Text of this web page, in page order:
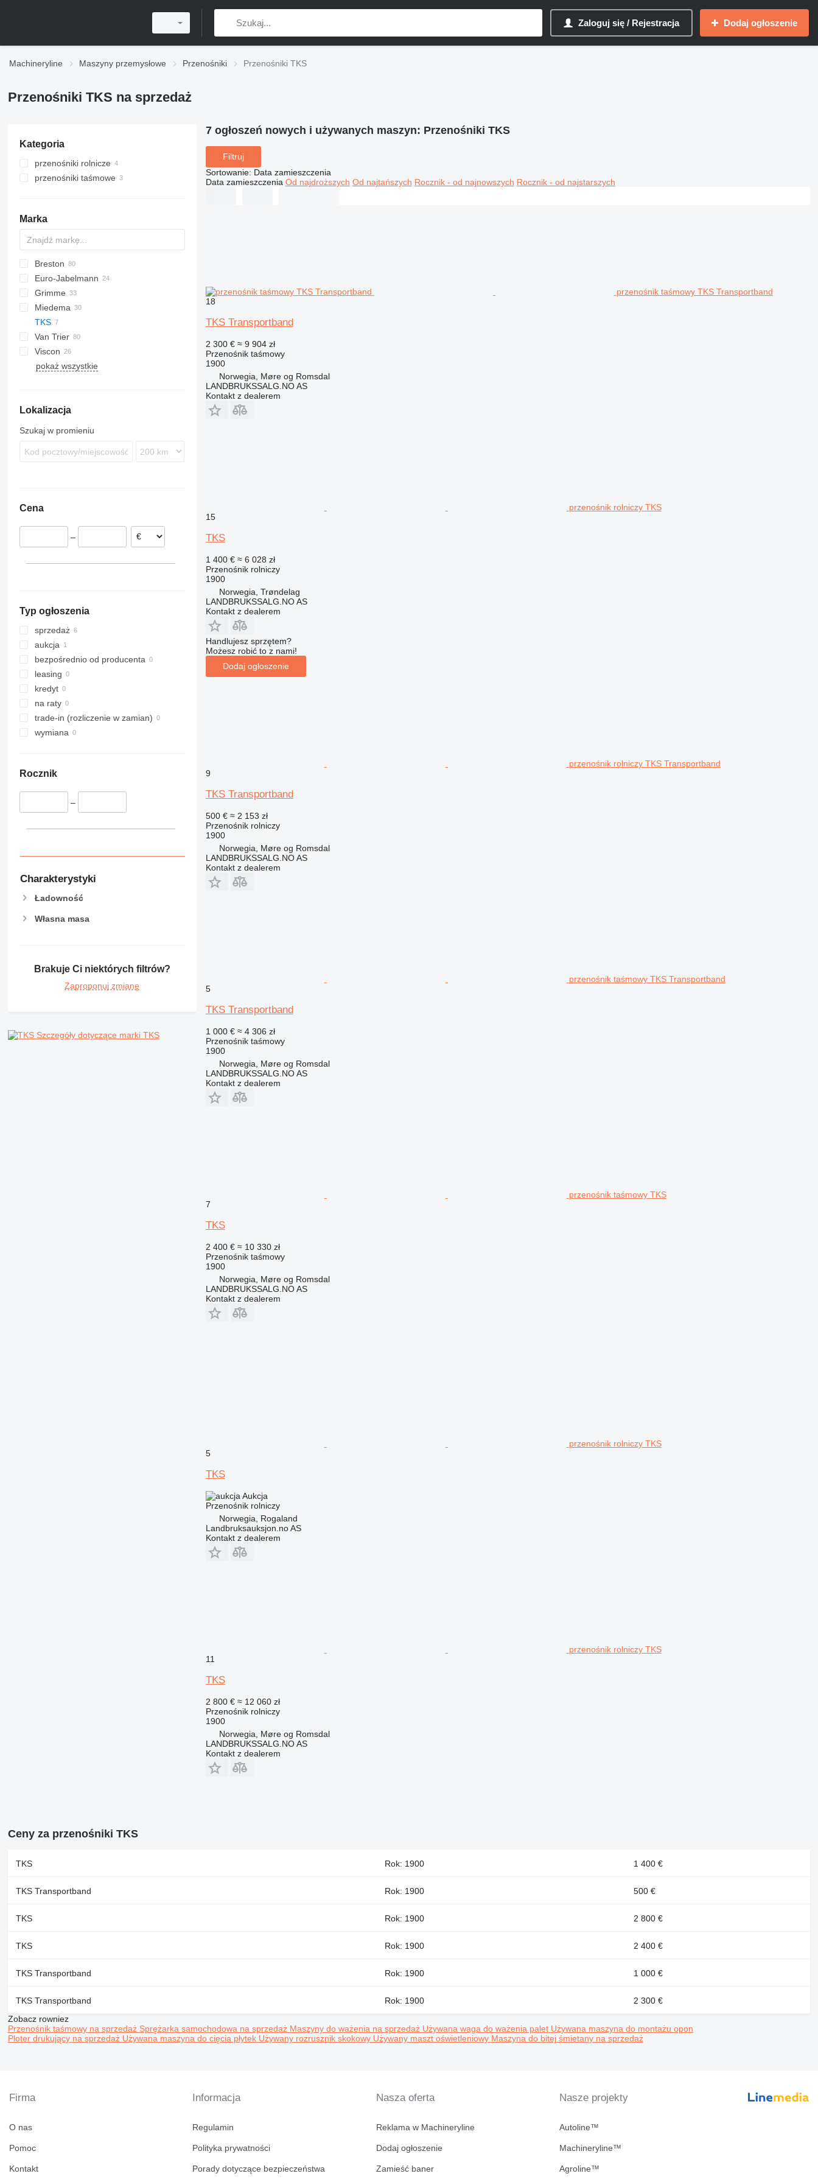
Zaloguj się / Rejestracja Dodaj ogłoszenie
Machineryline Maszyny przemysłowe Przenośniki Przenośniki TKS
Przenośniki TKS na sprzedaż
Kategoria
przenośniki rolnicze
przenośniki taśmowe
Marka
BM
Breston
Euro-Jabelmann
Grimme
SE
SL
Miedema
LBV
MC
SB
TKS
Van Trier
Viscon
W-series
pokaż wszystkie
Lokalizacja
Szukaj w promieniu
Cena
–
Typ ogłoszenia
sprzedaż
aukcja
bezpośrednio od producenta
leasing
kredyt
na raty
trade-in (rozliczenie w zamian)
wymiana
Rocznik
–
Charakterystyki
Ładowność
Własna masa
Brakuje Ci niektórych filtrów?
Zaproponuj zmianę
Szczegóły dotyczące marki TKS
7 ogłoszeń nowych i używanych maszyn: Przenośniki TKS
Filtruj
Sortowanie: Data zamieszczenia
Data zamieszczenia Od najdroższych Od najtańszych Rocznik - od najnowszych Rocznik - od najstarszych
przenośnik taśmowy TKS Transportband
18
TKS Transportband
2 300 € ≈ 9 904 zł
Przenośnik taśmowy
1900
Norwegia, Møre og Romsdal
LANDBRUKSSALG.NO AS
Kontakt z dealerem
przenośnik rolniczy TKS
15
TKS
1 400 € ≈ 6 028 zł
Przenośnik rolniczy
1900
Norwegia, Trøndelag
LANDBRUKSSALG.NO AS
Kontakt z dealerem
Handlujesz sprzętem?
Możesz robić to z nami!
Dodaj ogłoszenie
przenośnik rolniczy TKS Transportband
9
TKS Transportband
500 € ≈ 2 153 zł
Przenośnik rolniczy
1900
Norwegia, Møre og Romsdal
LANDBRUKSSALG.NO AS
Kontakt z dealerem
przenośnik taśmowy TKS Transportband
5
TKS Transportband
1 000 € ≈ 4 306 zł
Przenośnik taśmowy
1900
Norwegia, Møre og Romsdal
LANDBRUKSSALG.NO AS
Kontakt z dealerem
przenośnik taśmowy TKS
7
TKS
2 400 € ≈ 10 330 zł
Przenośnik taśmowy
1900
Norwegia, Møre og Romsdal
LANDBRUKSSALG.NO AS
Kontakt z dealerem
przenośnik rolniczy TKS
5
TKS
Aukcja
Przenośnik rolniczy
Norwegia, Rogaland
Landbruksauksjon.no AS
Kontakt z dealerem
przenośnik rolniczy TKS
11
TKS
2 800 € ≈ 12 060 zł
Przenośnik rolniczy
1900
Norwegia, Møre og Romsdal
LANDBRUKSSALG.NO AS
Kontakt z dealerem
Ceny za przenośniki TKS
TKS Rok: 1900 1 400 €
TKS Transportband Rok: 1900 500 €
TKS Rok: 1900 2 800 €
TKS Rok: 1900 2 400 €
TKS Transportband Rok: 1900 1 000 €
TKS Transportband Rok: 1900
2 300 €
Zobacz rowniez
Przenośnik taśmowy na sprzedaż Sprężarka samochodowa na sprzedaż Maszyny do ważenia na sprzedaż Używana waga do ważenia palet Używana maszyna do montażu opon
Ploter drukujący na sprzedaż Używana maszyna do cięcia płytek Używany rozrusznik skokowy Używany maszt oświetleniowy Maszyna do bitej śmietany na sprzedaż
Firma
O nas
Pomoc
Kontakt
Informacja
Regulamin
Polityka prywatności
Porady dotyczące bezpieczeństwa
Nasza oferta
Reklama w Machineryline
Dodaj ogłoszenie
Zamieść baner
Nasze projekty
Autoline™
Machineryline™
Agroline™